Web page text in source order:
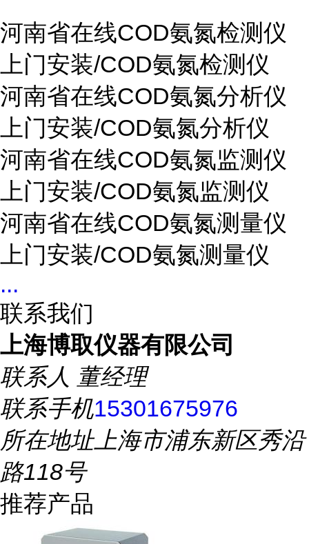
河南省在线COD氨氮检测仪
上门安装/COD氨氮检测仪
河南省在线COD氨氮分析仪
上门安装/COD氨氮分析仪
河南省在线COD氨氮监测仪
上门安装/COD氨氮监测仪
河南省在线COD氨氮测量仪
上门安装/COD氨氮测量仪
...
联系我们
上海博取仪器有限公司
联系人 董经理
联系手机15301675976
所在地址上海市浦东新区秀沿
路118号
推荐产品